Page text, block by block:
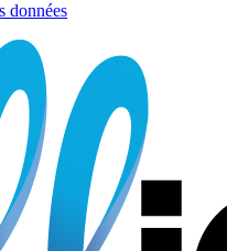
données